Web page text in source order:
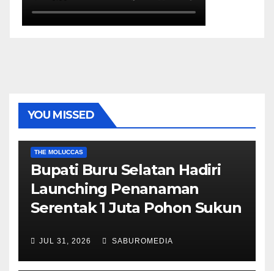
YOU MISSED
THE MOLUCCAS
Bupati Buru Selatan Hadiri
Launching Penanaman
Serentak 1 Juta Pohon Sukun
JUL 31, 2026 SABUROMEDIA
AMBON METRO JURNALISME AKTIVIS
POLITIK & PEMERINTAHAN